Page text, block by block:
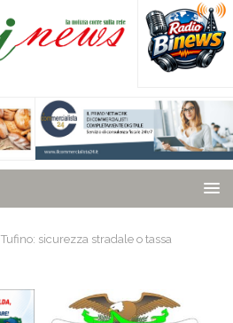
Tufino: sicurezza stradale o tassa